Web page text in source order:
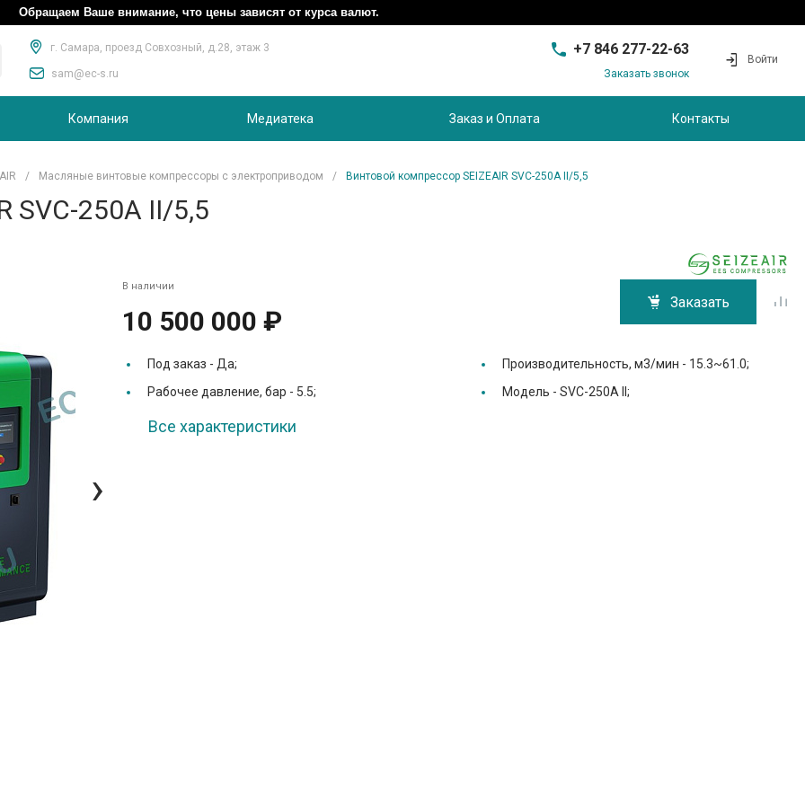
Обращаем Ваше внимание, что цены зависят от курса валют.
г. Самара, проезд Совхозный, д.28, этаж 3
sam@ec-s.ru
+7 846 277-22-63
+7 846 277-22-63
Совхозный, д.28, этаж 3
Заказать звонок
Войти
Компания Медиатека Заказ и Оплата Контакты
/ Масляные винтовые компрессоры с электроприводом / Винтовой компрессор SEIZEAIR SVC-250A II/5,5
SVC-250A II/5,5
›
В наличии
10 500 000 ₽
Заказать
Под заказ - Да; Производительность, м3/мин - 15.3~61.0;
Рабочее давление, бар - 5.5; Модель -SVC-250A II;
Все характеристики